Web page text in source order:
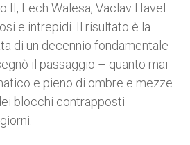
II, Lech Walesa, Vaclav Havel
e intrepidi. Il risultato è la
di un decennio fondamentale
il passaggio – quanto mai
e pieno di ombre e mezze
blocchi contrapposti